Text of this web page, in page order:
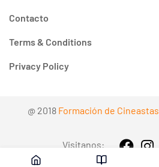
Contacto
Terms & Conditions
Privacy Policy
@ 2018 Formación de Cineastas
Visitanos: